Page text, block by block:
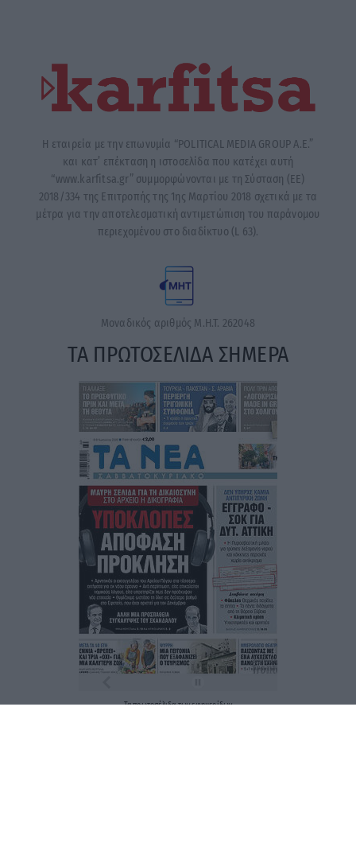
Η εταιρεία με την επωνυμία “POLITICAL MEDIA GROUP A.E.”
και κατ’ επέκταση η ιστοσελίδα που κατέχει αυτή
“www.karfitsa.gr” συμμορφώνονται με τη Σύσταση (ΕΕ)
2018/334 της Επιτροπής της 1ης Μαρτίου 2018 σχετικά με τα
μέτρα για την αποτελεσματική αντιμετώπιση του παράνομου
περιεχομένου στο διαδίκτυο (L 63).
Μοναδικός αριθμός Μ.Η.Τ. 262048
ΤΑ ΠΡΩΤΟΣΕΛΙΔΑ ΣΗΜΕΡΑ
Ταπρωτοσέλιδατωνεφημερίδων